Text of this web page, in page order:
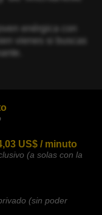
enérgica con
vienes si buscas
US$ / minuto
(a solas con la
(sin poder